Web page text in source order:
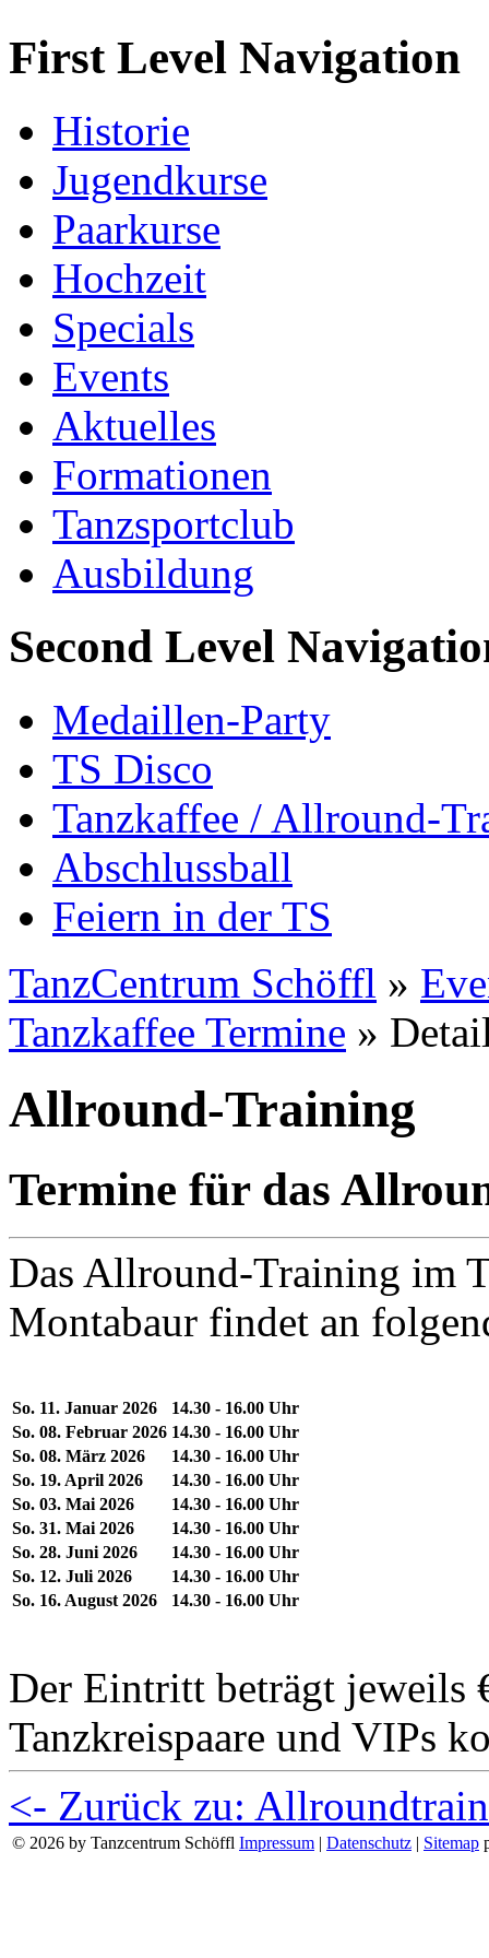
First Level Navigation
Historie
Jugendkurse
Paarkurse
Hochzeit
Specials
Events
Aktuelles
Formationen
Tanzsportclub
Ausbildung
Second Level
Medaillen-Party
TS Disco
Tanzkaffee / Allround-
Abschlussball
Feiern in der TS
TanzCentrum Schöffl »
Tanzkaffee Termine »
Allround-Training
Termine für das
Das Allround-Training im
Montabaur findet an
So. 11. Januar 2026
14.30 - 16.00 Uhr
So. 08. Februar 2026 14.30 - 16.00 Uhr
So. 08. März 2026
14.30 - 16.00 Uhr
So. 19. April 2026
14.30 - 16.00 Uhr
So. 03. Mai 2026
14.30 - 16.00 Uhr
So. 31. Mai 2026
14.30 - 16.00 Uhr
So. 28. Juni 2026
14.30 - 16.00 Uhr
So. 12. Juli 2026
14.30 - 16.00 Uhr
So. 16. August 2026
14.30 - 16.00 Uhr
Der Eintritt beträgt jeweils
Tanzkreispaare und VIPs
<- Zurück zu:
© 2026 by Tanzcentrum Schöffl Impressum | Datenschutz | Sitemap